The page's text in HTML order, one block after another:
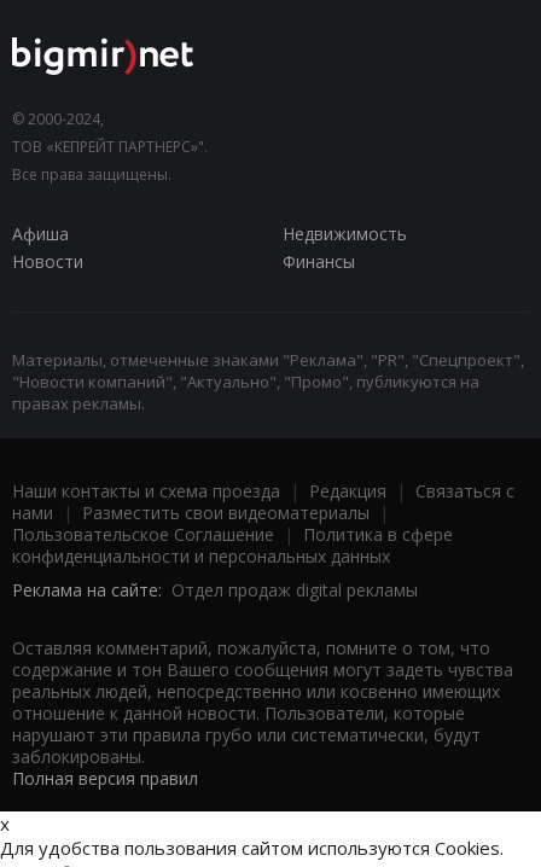
© 2000-2024,
ТОВ «КЕПРЕЙТ ПАРТНЕРС»".
Все права защищены.
Афиша
Недвижимость
Новости
Финансы
Материалы, отмеченные знаками "Реклама", "PR", "Спецпроект",
"Новости компаний", "Актуально", "Промо", публикуются на
правах рекламы.
Наши контакты и схема проезда | Редакция | Связаться с
нами | Разместить свои видеоматериалы |
Пользовательское Соглашение |
Политика в сфере
конфиденциальности и персональных данных
Реклама на сайте: Отдел продаж digital рекламы
Оставляя комментарий, пожалуйста, помните о том, что
содержание и тон Вашего сообщения могут задеть чувства
реальных людей, непосредственно или косвенно имеющих
отношение к данной новости. Пользователи, которые
нарушают эти правила грубо или систематически, будут
заблокированы.
Полная версия правил
x
Для удобства пользования сайтом используются Cookies.